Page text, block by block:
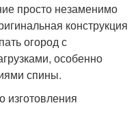
просто незаменимо
конструкция
огород с
особенно
спины.
изготовления